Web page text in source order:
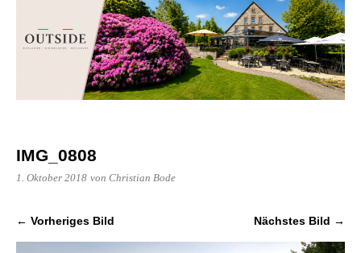
IMG_0808
1. Oktober 2018 von Christian Bode
← Vorheriges Bild Nächstes Bild →